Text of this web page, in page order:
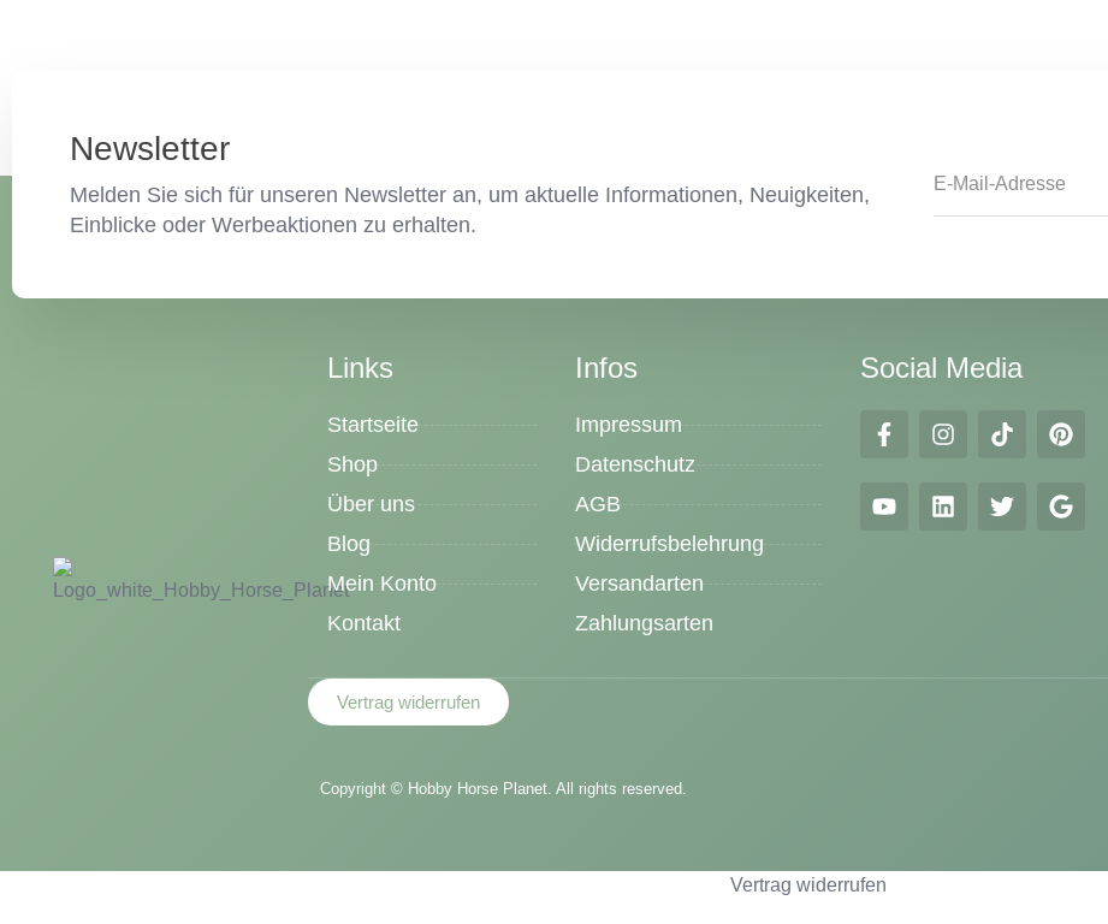
Newsletter
Melden Sie sich für unseren Newsletter an, um aktuelle Informationen, Neuigkeiten,
Einblicke oder Werbeaktionen zu erhalten.
Links
Startseite
Shop
Über uns
Blog
Mein Konto
Kontakt
Infos
Impressum
Datenschutz
AGB
Widerrufsbelehrung
Versandarten
Zahlungsarten
Social Media
Vertrag widerrufen
Copyright © Hobby Horse Planet. All rights reserved.
Vertrag widerrufen